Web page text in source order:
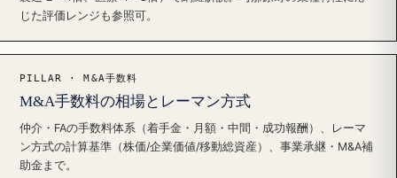
じた評価レンジも参照可。
PILLAR · M&A手数料
M&A手数料の相場とレーマン方式
仲介・FAの手数料体系（着手金・月額・中間・成功報酬）、レーマ
ン方式の計算基準（株価/企業価値/移動総資産）、事業承継・M&A補
助金まで。